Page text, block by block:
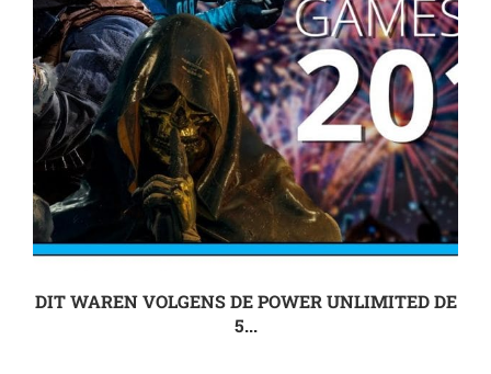
DIT WAREN VOLGENS DE POWER UNLIMITED DE
5...